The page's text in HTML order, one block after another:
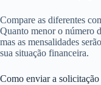
Compare as diferentes
Quanto menor o número
mas as mensalidades
sua situação financeira.
Como enviar a